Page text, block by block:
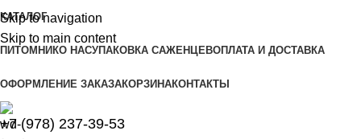
Skip to navigation
Skip to main content
КАТАЛОГ
ПИТОМНИКО НАСУПАКОВКА САЖЕНЦЕВОПЛАТА И ДОСТАВКА
ОФОРМЛЕНИЕ ЗАКАЗАКОРЗИНАКОНТАКТЫ
+7 (978) 237-39-53